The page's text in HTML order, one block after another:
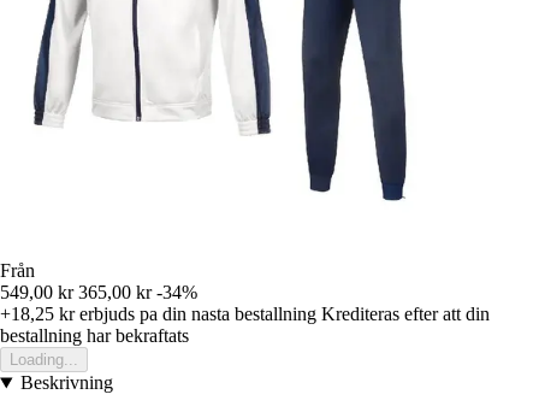
Från
549,00 kr 365,00 kr -34%
+18,25 krerbjuds pa din nasta bestallning Krediteras efter att din
bestallning har bekraftats
Loading...
Beskrivning